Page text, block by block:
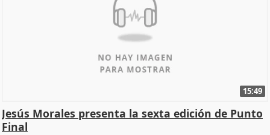
15:49
Jesús Morales presenta la sexta edición de Punto
Final